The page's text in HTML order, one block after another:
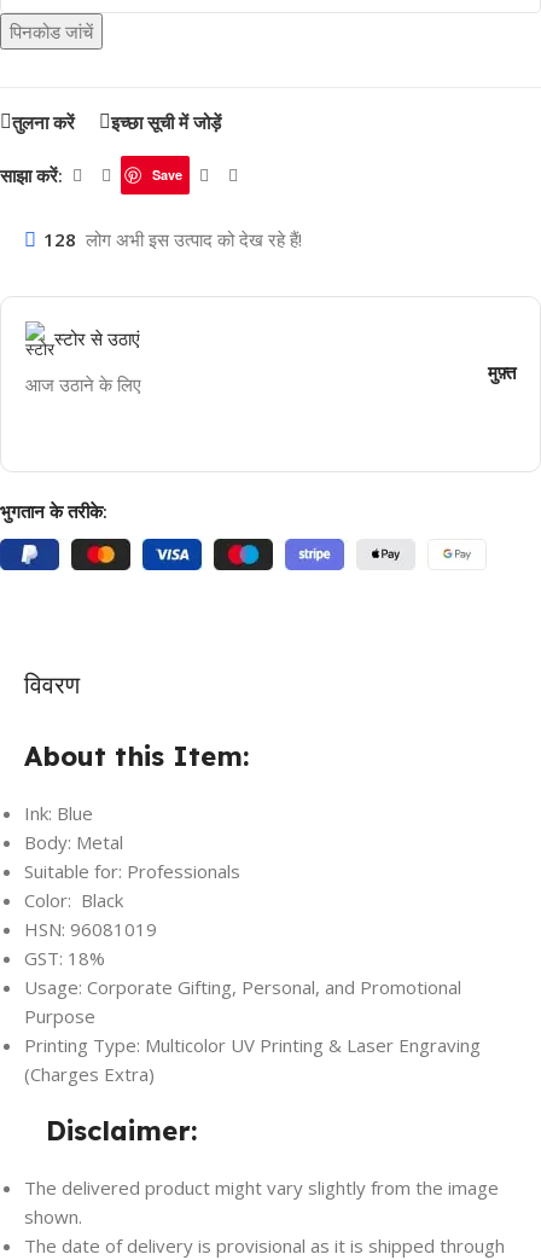
पिनकोड जांचें
तुलना करें इच्छा सूची में जोड़ें
साझा करें: Save
128 लोग अभी इस उत्पाद को देख रहे हैं!
स्टोर से उठाएं
आज उठाने के लिए मुफ़्त
भुगतान के तरीके:
विवरण
About this Item:
Ink: Blue
Body: Metal
Suitable for: Professionals
Color: Black
HSN: 96081019
GST: 18%
Usage: Corporate Gifting, Personal, and Promotional
Purpose
Printing Type: Multicolor UV Printing & Laser Engraving
(Charges Extra)
Disclaimer:
The delivered product might vary slightly from the image
shown.
The date of delivery is provisional as it is shipped through